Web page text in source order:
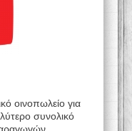
οινοπωλείο για
συνολικό